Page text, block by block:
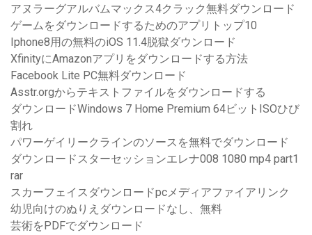
アヌラーグアルバムマックス4クラック無料ダウンロード
ゲームをダウンロードするためのアプリトップ10
Iphone8用の無料のiOS 11.4脱獄ダウンロード
XfinityにAmazonアプリをダウンロードする方法
Facebook Lite PC無料ダウンロード
Asstr.orgからテキストファイルをダウンロードする
ダウンロードWindows 7 Home Premium 64ビットISOひび
割れ
パワーゲイリークラインのソースを無料でダウンロード
ダウンロードスターセッションエレナ008 1080 mp4 part1
rar
スカーフェイスダウンロードpcメディアファイアリンク
幼児向けのぬりえダウンロードなし、無料
芸術をPDFでダウンロード